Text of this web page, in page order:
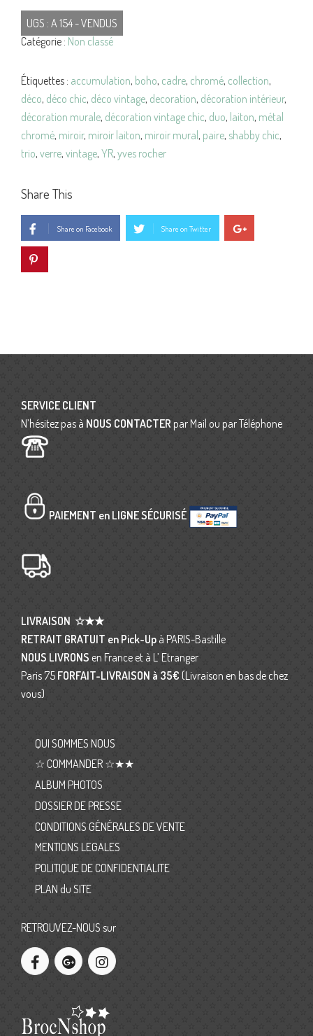
UGS : A 154 - VENDUS
Catégorie : Non classé
Étiquettes : accumulation, boho, cadre, chromé, collection,
déco, déco chic, déco vintage, decoration, décoration intérieur,
décoration murale, décoration vintage chic, duo, laiton, métal
chromé, miroir, miroir laiton, miroir mural , paire, shabby chic,
trio, verre, vintage, YR, yves rocher
Share This
Share on Facebook Share on Twitter
SERVICE CLIENT
N’hésitez pas à NOUS CONTACTER par Mail ou par Téléphone
PAIEMENT en LIGNE SÉCURISÉ
LIVRAISON ☆★★
RETRAIT GRATUIT en Pick-Up à PARIS-Bastille
NOUS LIVRONS en France et à L’ Etranger
Paris 75 FORFAIT-LIVRAISON à 35€ (Livraison en bas de chez
vous)
QUI SOMMES NOUS
☆ COMMANDER ☆★★
ALBUM PHOTOS
DOSSIER DE PRESSE
CONDITIONS GÉNÉRALES DE VENTE
MENTIONS LEGALES
POLITIQUE DE CONFIDENTIALITE
PLAN du SITE
RETROUVEZ-NOUS sur